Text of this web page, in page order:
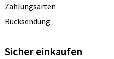
Zahlungsarten
Rücksendung
Sicher einkaufen